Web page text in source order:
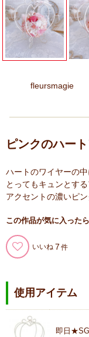
fleursmagie
ピンクのハー
ハートのワイヤーの
とってもキュンとす
アクセントの濃いピ
この作品が気に入った
いいね 7
使用アイテム
即日★SG